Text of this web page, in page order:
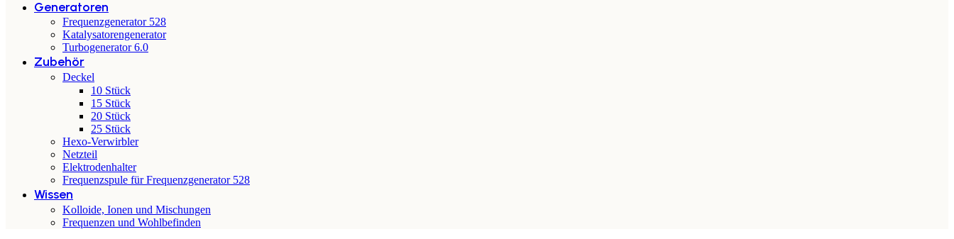
Generatoren
Frequenzgenerator 528
Katalysatorengenerator
Turbogenerator 6.0
Zubehör
Deckel
10 Stück
15 Stück
20 Stück
25 Stück
Hexo-Verwirbler
Netzteil
Elektrodenhalter
Frequenzspule für Frequenzgenerator 528
Wissen
Kolloide, Ionen und Mischungen
Frequenzen und Wohlbefinden